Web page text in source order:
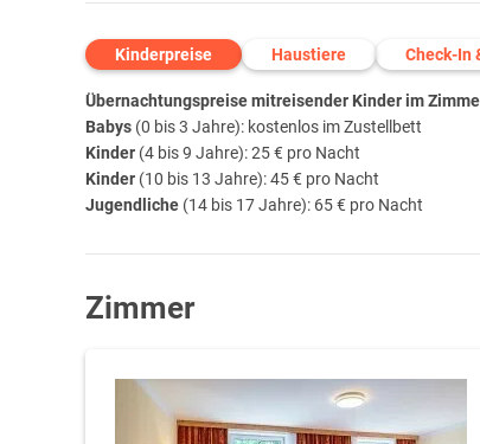
Kinderpreise Haustiere Check-In
Übernachtungspreise mitreisender Kinder im
Babys (0 bis 3 Jahre): kostenlos im Zustellbett
Kinder (4 bis 9 Jahre): 25 € pro Nacht
Kinder (10 bis 13 Jahre): 45 € pro Nacht
Jugendliche (14 bis 17 Jahre): 65 € pro Nacht
Zimmer